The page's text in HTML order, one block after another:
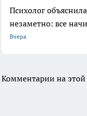
Психолог
незаметно: все
Вчера
Комментарии на